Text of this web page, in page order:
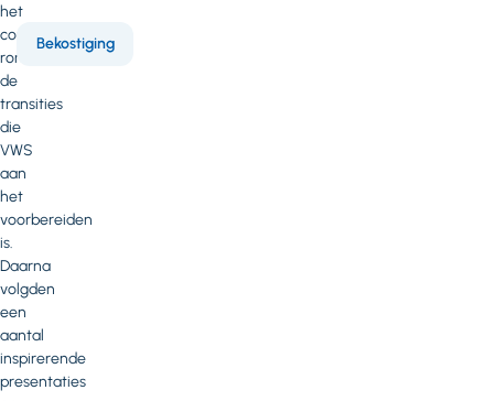
het
communicatieplan
rondom
de
transities
die
VWS
aan
het
voorbereiden
is.
Daarna
volgden
een
aantal
inspirerende
presentaties
Bekostiging